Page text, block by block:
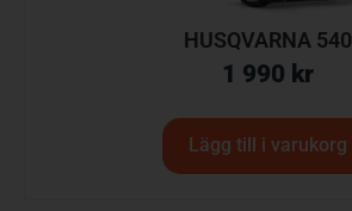
HUSQVARNA 540
1 990 kr
Lägg till i varukorg